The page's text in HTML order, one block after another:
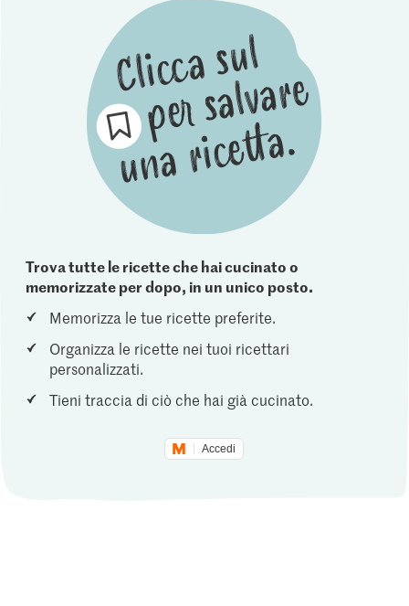
Trova tutte le ricette che hai cucinato o
memorizzate per dopo, in un unico posto.
Memorizza le tue ricette preferite.
Organizza le ricette nei tuoi ricettari
personalizzati.
Tieni traccia di ciò che hai già cucinato.
Accedi